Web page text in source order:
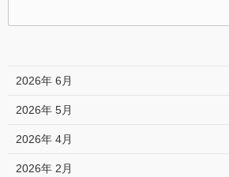
2026年 6月
2026年 5月
2026年 4月
2026年 2月